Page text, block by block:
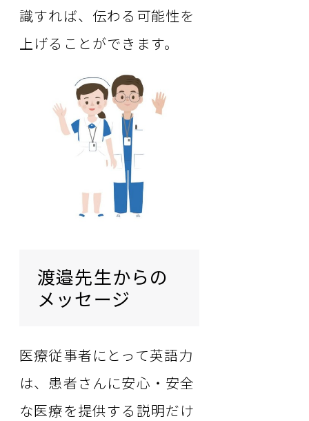
識すれば、伝わる可能性を
上げることができます。
渡邉先生からの
メッセージ
医療従事者にとって英語力
は、患者さんに安心・安全
な医療を提供する説明だけ